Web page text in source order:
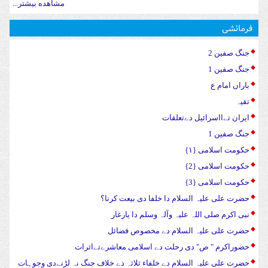
مشاهده بیشتر...
فرمائشی
جنگ صفین 2
جنگ صفین 1
باراں امام ع
تقیہ
ایران تےااسرائیل دےتعلقات
جنگ صفین 1
حکومت اسلامی {۱}
حکومت اسلامی {2}
حکومت اسلامی {3}
حضرت علی علیہ السلام دا خلفا دی بیعت کرنا؟
نبی اکرم صلی اللہ علیہ وآلہ وسلم دا یارغار
حضرت علی علیہ السلام دے مخصوص فضائل
حضوراکرم " ص" دی رحلت دے اسلامی معاشرےتےاثرات
حضرت علی علیہ السلام دے خلفاء ثلاثہ دے خلاف جنگ نہ لڑنےدی وجوہات